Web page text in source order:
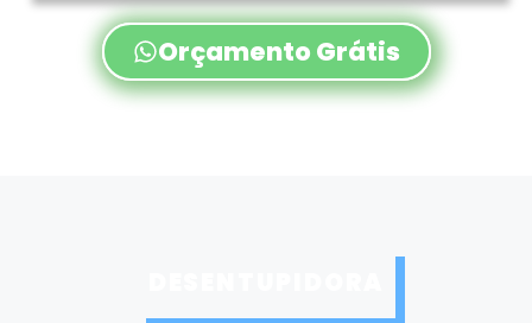
Orçamento Grátis